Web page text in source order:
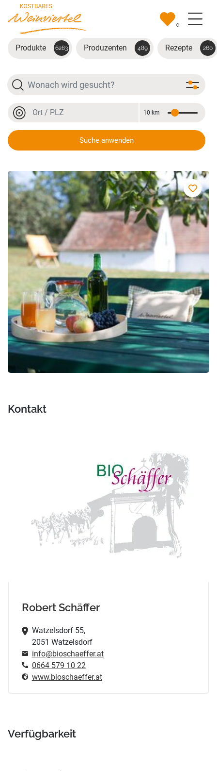
Zum Hauptinhalt springen
0
Produkte 6283 Produzenten 489 Rezepte 260
Suche
Ort oder PLZ
Entfernung
10 km
Suche anwenden
Traubensaft rot
Kontakt
Robert Schäffer
Watzelsdorf 55,
2051 Watzelsdorf
info@bioschaeffer.at
0664 579 10 22
www.bioschaeffer.at
Verfügbarkeit